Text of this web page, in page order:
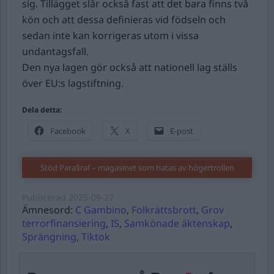
sig. Tillägget slår också fast att det bara finns två
kön och att dessa definieras vid födseln och
sedan inte kan korrigeras utom i vissa
undantagsfall.
Den nya lagen gör också att nationell lag ställs
över EU:s lagstiftning.
Dela detta:
Facebook X E-post
Stöd Para§raf – magasinet som hatas av högertrollen
Ämnesord: C Gambino, Folkrättsbrott, Grov
terrorfinansiering, IS, Samkönade äktenskap,
Sprängning, Tiktok